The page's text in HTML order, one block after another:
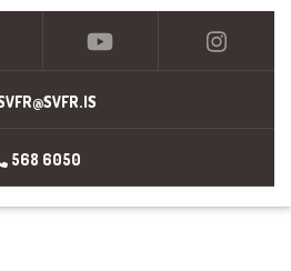
568 6050